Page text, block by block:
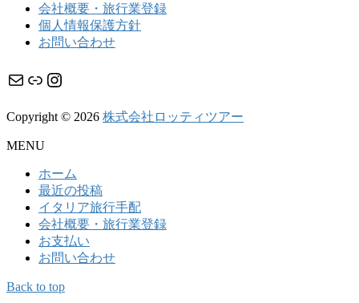
会社概要・旅行業登録
個人情報保護方針
お問い合わせ
メール リンク Instagram
Copyright © 2026 株式会社ロッティツアー
MENU
ホーム
最近の投稿
イタリア旅行手配
会社概要・旅行業登録
お支払い
お問い合わせ
Back to top